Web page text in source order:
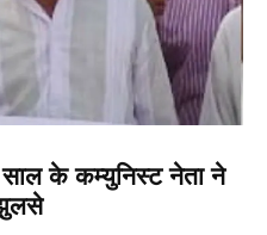
साल के कम्युनिस्ट नेता ने